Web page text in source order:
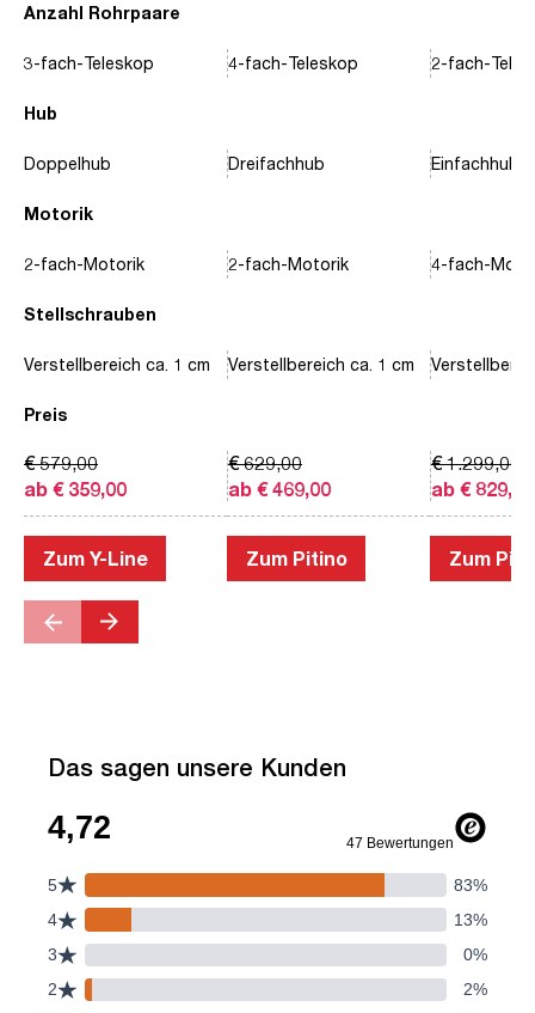
Anzahl Rohrpaare
Hub
Motorik
Stellschrauben
Preis
3-fach-Teleskop
Doppelhub
2-fach-Motorik
Verstellbereich ca. 1 cm
ab € 359,00
€ 579,00
Zum Y-Line
4-fach-Teleskop
Dreifachhub
2-fach-Motorik
Verstellbereich ca. 1 cm
ab € 469,00
€ 629,00
Zum Pitino
2-fach-
Einfachhub
4-fach-
ab € 829,00
€ 1.299,00
Zum
Das sagen unsere Kunden